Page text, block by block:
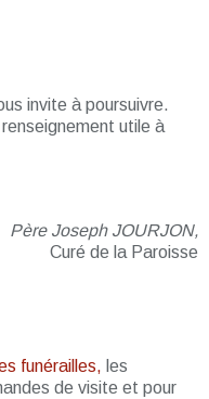
invite à poursuivre.
utile à
Père Joseph JOURJON,
Curé de la Paroisse
funérailles, les
de visite et pour